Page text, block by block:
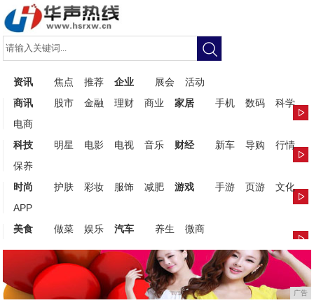
资讯 焦点 推荐 企业 展会
活动
商讯
股市 金融 理财 商业 家居 手机 数码
科学
电商
科技
明星 电影 电视 音乐 财经 新车 导购
行情
保养
时尚
护肤 彩妆 服饰 减肥 游戏 手游 页游
文化
APP
美食
做菜 娱乐 汽车 养生 微商
广告